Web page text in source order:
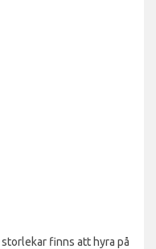
finns att hyra på